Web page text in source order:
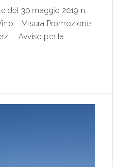
del 30 maggio 2019 n.
– Misura Promozione
– Avviso per la